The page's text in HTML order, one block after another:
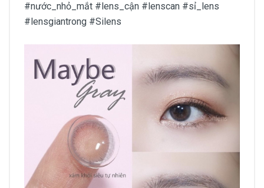
#nước_nhỏ_mắt #lens_cận #lenscan #sỉ_lens